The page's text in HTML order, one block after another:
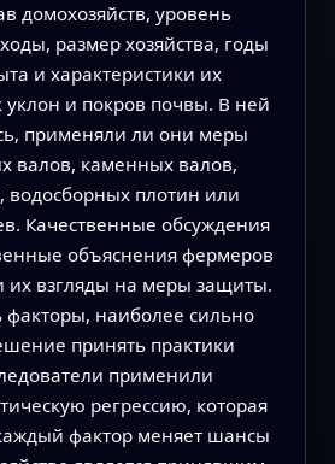
домохозяйств, уровень
размер хозяйства, годы
и характеристики их
уклон и покров почвы. В ней
применяли ли они меры
валов, каменных валов,
водосборных плотин или
Качественные обсуждения
объяснения фермеров
их взгляды на меры защиты.
наиболее сильно
принять практики
применили
регрессию, которая
фактор меняет шансы